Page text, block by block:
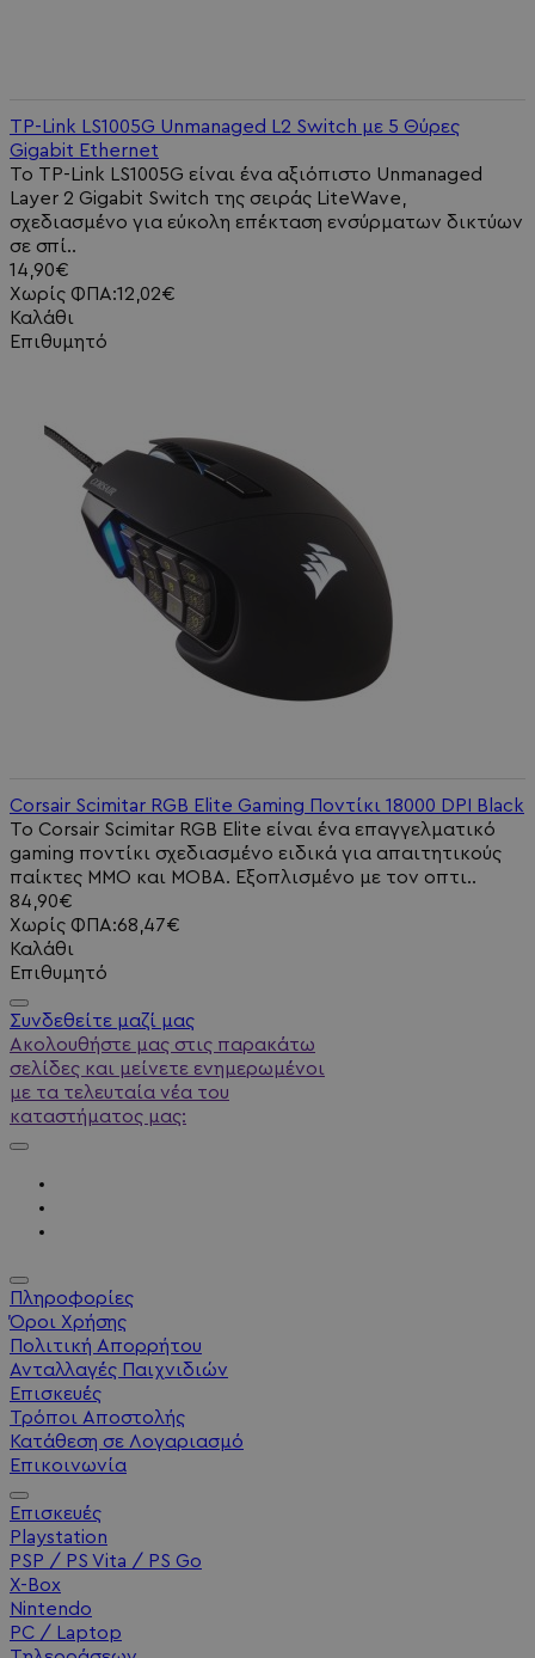
TP-Link LS1005G Unmanaged L2 Switch με 5 Θύρες
Gigabit Ethernet
Το TP-Link LS1005G είναι ένα αξιόπιστο Unmanaged
Layer 2 Gigabit Switch της σειράς LiteWave,
σχεδιασμένο για εύκολη επέκταση ενσύρματων δικτύων
σε σπί..
14,90€
Χωρίς ΦΠΑ:12,02€
Καλάθι
Επιθυμητό
Corsair Scimitar RGB Elite Gaming Ποντίκι 18000 DPI Black
Το Corsair Scimitar RGB Elite είναι ένα επαγγελματικό
gaming ποντίκι σχεδιασμένο ειδικά για απαιτητικούς
παίκτες MMO και MOBA. Εξοπλισμένο με τον οπτι..
84,90€
Χωρίς ΦΠΑ:68,47€
Καλάθι
Επιθυμητό
Συνδεθείτε μαζί μας
Ακολουθήστε μας στις παρακάτω
σελίδες και μείνετε ενημερωμένοι
με τα τελευταία νέα του
καταστήματος μας:
Πληροφορίες
Όροι Χρήσης
Πολιτική Απορρήτου
Ανταλλαγές Παιχνιδιών
Επισκευές
Τρόποι Αποστολής
Κατάθεση σε Λογαριασμό
Επικοινωνία
Επισκευές
Playstation
PSP / PS Vita / PS Go
X-Box
Nintendo
PC / Laptop